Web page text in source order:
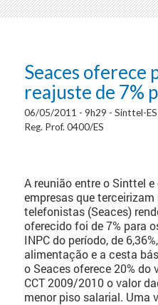
Seaces oferece
reajuste de 7%
06/05/2011 - 9h29 - Sinttel-ES
Reg. Prof. 0400/ES
A reunião entre o Sinttel
empresas que
telefonistas (Seaces)
oferecido foi de 7% para
INPC do período, de
alimentação e a cesta
o Seaces oferece 20% do
CCT 2009/2010 o valor
menor piso salarial. Uma